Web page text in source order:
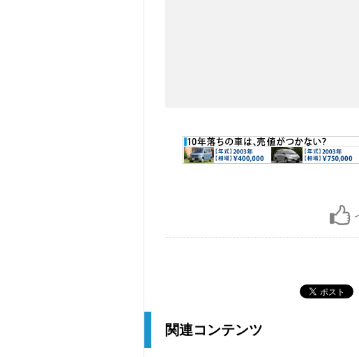
関連コンテンツ